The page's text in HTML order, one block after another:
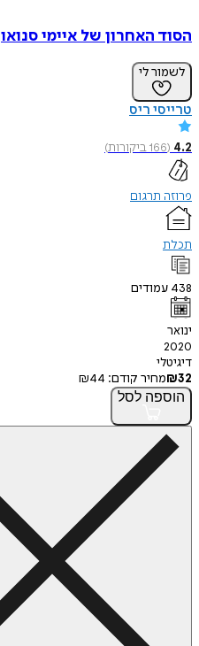
הסוד האחרון של איימי סנואו
לשמור לי
טרייסי ריס
4.2
(
166ביקורות)
פרוזה תרגום
תכלת
438 עמודים
ינואר
2020
דיגיטלי
₪32 מחיר קודם: ₪44
הוספה לסל